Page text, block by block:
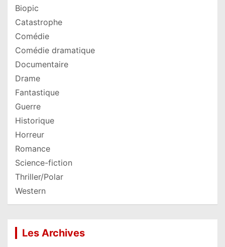
Biopic
Catastrophe
Comédie
Comédie dramatique
Documentaire
Drame
Fantastique
Guerre
Historique
Horreur
Romance
Science-fiction
Thriller/Polar
Western
Les Archives